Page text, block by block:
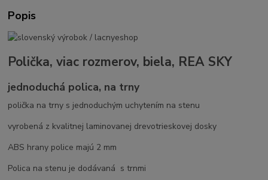
Popis
Polička, viac rozmerov, biela, REA SKY
jednoduchá polica, na trny
polička na trny s jednoduchým uchytením na stenu
vyrobená z kvalitnej laminovanej drevotrieskovej dosky
ABS hrany police majú 2 mm
Polica na stenu je dodávaná s trnmi